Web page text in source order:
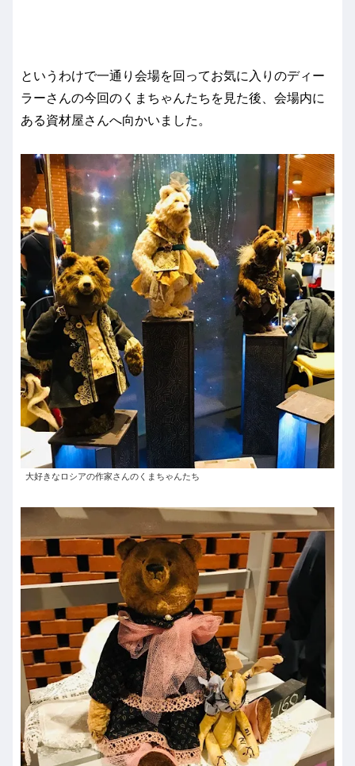
というわけで一通り会場を回ってお気に入りのディー
ラーさんの今回のくまちゃんたちを見た後、会場内に
ある資材屋さんへ向かいました。
大好きなロシアの作家さんのくまちゃんたち